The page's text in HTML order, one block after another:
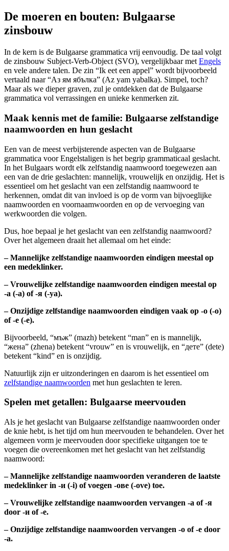
De moeren en bouten: Bulgaarse
zinsbouw
In de kern is de Bulgaarse grammatica vrij eenvoudig. De taal volgt
de zinsbouw Subject-Verb-Object (SVO), vergelijkbaar met Engels
en vele andere talen. De zin “Ik eet een appel” wordt bijvoorbeeld
vertaald naar “Аз ям ябълка” (Az yam yabalka). Simpel, toch?
Maar als we dieper graven, zul je ontdekken dat de Bulgaarse
grammatica vol verrassingen en unieke kenmerken zit.
Maak kennis met de familie: Bulgaarse zelfstandige
naamwoorden en hun geslacht
Een van de meest verbijsterende aspecten van de Bulgaarse
grammatica voor Engelstaligen is het begrip grammaticaal geslacht.
In het Bulgaars wordt elk zelfstandig naamwoord toegewezen aan
een van de drie geslachten: mannelijk, vrouwelijk en onzijdig. Het is
essentieel om het geslacht van een zelfstandig naamwoord te
herkennen, omdat dit van invloed is op de vorm van bijvoeglijke
naamwoorden en voornaamwoorden en op de vervoeging van
werkwoorden die volgen.
Dus, hoe bepaal je het geslacht van een zelfstandig naamwoord?
Over het algemeen draait het allemaal om het einde:
– Mannelijke zelfstandige naamwoorden eindigen meestal op
een medeklinker.
– Vrouwelijke zelfstandige naamwoorden eindigen meestal op
-а (-a) of -я (-ya).
– Onzijdige zelfstandige naamwoorden eindigen vaak op -о (-o)
of -е (-е).
Bijvoorbeeld, “мъж” (mazh) betekent “man” en is mannelijk,
“жена” (zhena) betekent “vrouw” en is vrouwelijk, en “дете” (dete)
betekent “kind” en is onzijdig.
Natuurlijk zijn er uitzonderingen en daarom is het essentieel om
zelfstandige naamwoorden met hun geslachten te leren.
Spelen met getallen: Bulgaarse meervouden
Als je het geslacht van Bulgaarse zelfstandige naamwoorden onder
de knie hebt, is het tijd om hun meervouden te behandelen. Over het
algemeen vorm je meervouden door specifieke uitgangen toe te
voegen die overeenkomen met het geslacht van het zelfstandig
naamwoord:
– Mannelijke zelfstandige naamwoorden veranderen de laatste
medeklinker in -и (-i) of voegen -ове (-ove) toe.
– Vrouwelijke zelfstandige naamwoorden vervangen -а of -я
door -и of -е.
– Onzijdige zelfstandige naamwoorden vervangen -о of -е door
-а.